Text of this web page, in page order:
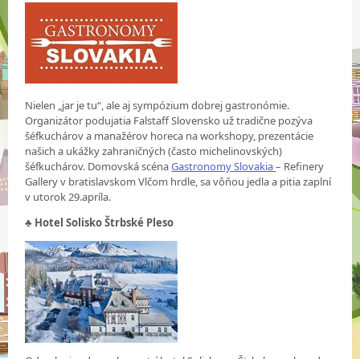
Nielen „jar je tu“, ale aj sympózium dobrej gastronómie.
Organizátor podujatia Falstaff Slovensko už tradične pozýva
šéfkuchárov a manažérov horeca na workshopy, prezentácie
našich a ukážky zahraničných (často michelinovských)
šéfkuchárov. Domovská scénaGastronomy Slovakia– Refinery
Gallery v bratislavskom Vlčom hrdle, sa vôňou jedla a pitia zaplní
v utorok 29.apríla.
♣ Hotel Solisko Štrbské Pleso